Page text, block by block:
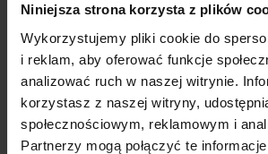
Niniejsza strona korzysta z plików
Wykorzystujemy pliki cookie do
i reklam, aby oferować funkcje
analizować ruch w naszej witrynie.
korzystasz z naszej witryny,
społecznościowym, reklamowym i
Partnerzy mogą połączyć te